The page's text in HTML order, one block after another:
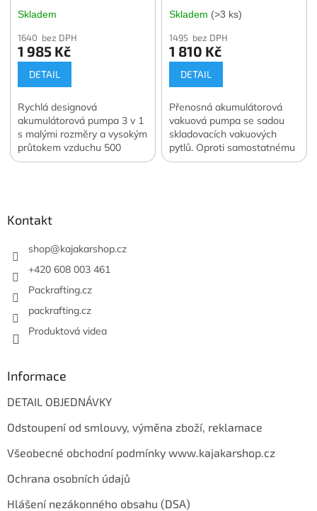
Skladem
1640 bez DPH
1 985 Kč
DETAIL
Rychlá designová
akumulátorová pumpa 3 v 1
s malými rozměry a vysokým
průtokem vzduchu 500
l/min. Navíc funkce svítilny a
pumpa Flextail MAX
Vacuum Pump
Skladem (>3 ks)
1495 bez DPH
1 810 Kč
DETAIL
Přenosná akumulátorová
vakuová pumpa se sadou
skladovacích vakuových
pytlů. Oproti samostatnému
nákupu ušetříte 400 Kč.
Kontakt
shop@kajakarshop.cz
+420 608 003 461
Packrafting.cz
packrafting.cz
Produktová videa
Informace
DETAIL OBJEDNÁVKY
Odstoupení od smlouvy, výměna zboží, reklamace
Všeobecné obchodní podmínky www.kajakarshop.cz
Ochrana osobních údajů
Hlášení nezákonného obsahu (DSA)